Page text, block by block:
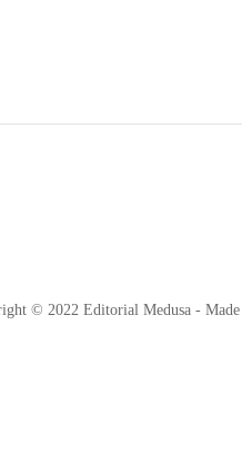
© 2022 Editorial Medusa - Made